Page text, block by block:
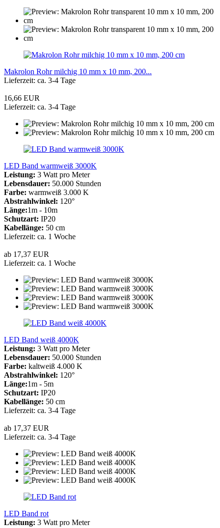
Makrolon Rohr milchig 10 mm x 10 mm, 200...
Lieferzeit: ca. 3-4 Tage
16,66 EUR
Lieferzeit: ca. 3-4 Tage
LED Band warmweiß 3000K
Leistung: 3 Watt pro Meter
Lebensdauer: 50.000 Stunden
Farbe: warmweiß 3.000 K
Abstrahlwinkel: 120°
Länge:1m - 10m
Schutzart: IP20
Kabellänge: 50 cm
Lieferzeit: ca. 1 Woche
ab 17,37 EUR
Lieferzeit: ca. 1 Woche
LED Band weiß 4000K
Leistung: 3 Watt pro Meter
Lebensdauer: 50.000 Stunden
Farbe: kaltweiß 4.000 K
Abstrahlwinkel: 120°
Länge:1m - 5m
Schutzart: IP20
Kabellänge: 50 cm
Lieferzeit: ca. 3-4 Tage
ab 17,37 EUR
Lieferzeit: ca. 3-4 Tage
LED Band rot
Leistung: 3 Watt pro Meter